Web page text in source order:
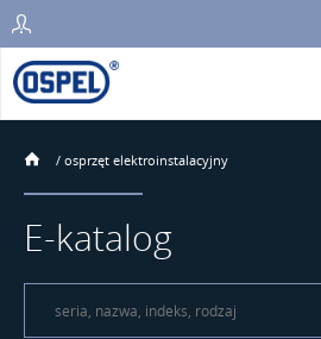
/ osprzęt elektroinstalacyjny
E-katalog